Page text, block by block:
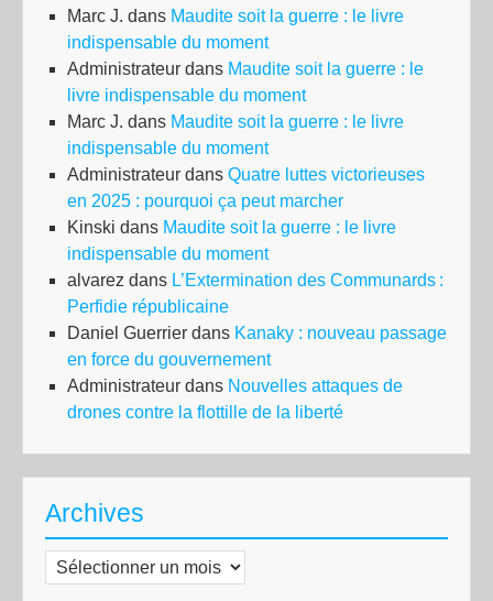
Marc J. dans Maudite soit la guerre : le livre
indispensable du moment
Administrateur dans Maudite soit la guerre : le
livre indispensable du moment
Marc J. dans Maudite soit la guerre : le livre
indispensable du moment
Administrateur dans Quatre luttes victorieuses
en 2025 : pourquoi ça peut marcher
Kinski dans Maudite soit la guerre : le livre
indispensable du moment
alvarez dans L’Extermination des Communards :
Perfidie républicaine
Daniel Guerrier dans Kanaky : nouveau passage
en force du gouvernement
Administrateur dans Nouvelles attaques de
drones contre la flottille de la liberté
Archives
Archives